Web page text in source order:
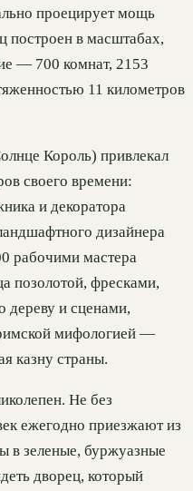
проецирует мощь
построен в масштабах,
— 700 комнат, 2153
11 километров
Король) привлекал
своего времени:
и декоратора
дизайнера
рабочими мастера
позолотой, фресками,
дереву и сценами,
мифологией —
казну страны.
Не без
ежегодно приезжают из
в зеленые, буржуазные
дворец, который